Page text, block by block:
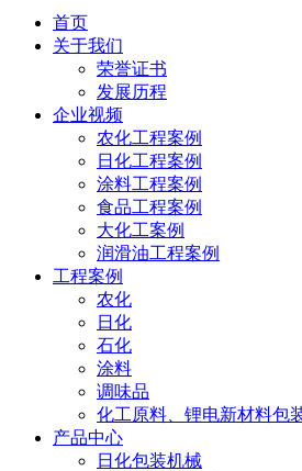
首页
关于我们
荣誉证书
发展历程
企业视频
农化工程案例
日化工程案例
涂料工程案例
食品工程案例
大化工案例
润滑油工程案例
工程案例
农化
日化
石化
涂料
调味品
化工原料、锂电新材料包
产品中心
日化包装机械